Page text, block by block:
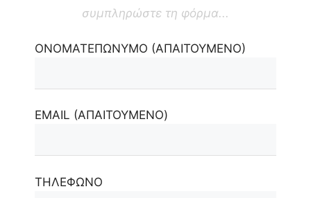
συμπληρώστε τη φόρμα...
ΟΝΟΜΑΤΕΠΩΝΥΜΟ (ΑΠΑΙΤΟΥΜΕΝΟ)
EMAIL (ΑΠΑΙΤΟΥΜΕΝΟ)
ΤΗΛΕΦΩΝΟ